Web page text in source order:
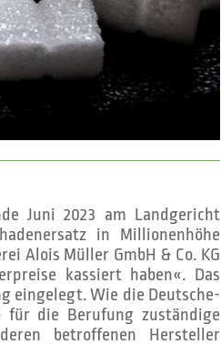
Juni 2023 am Landgericht
in Millionenhöhe
Alois Müller GmbH & Co. KG
kassiert haben«. Das
eingelegt. Wie die Deutsche-
für die Berufung zuständige
betroffenen Hersteller